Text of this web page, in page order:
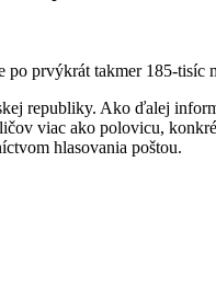
po prvýkrát takmer 185-tisíc
republiky. Ako ďalej
viac ako polovicu,
hlasovania poštou.